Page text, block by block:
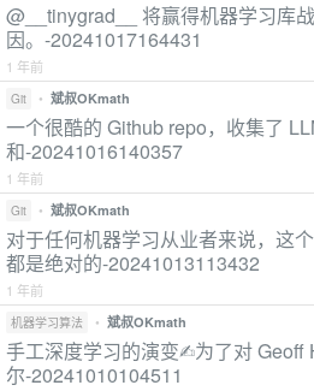
@__tinygrad__ 将赢得机器学习库
因。-20241017164431
1 年前
Git • 斌叔OKmath
一个很酷的 Github repo，收集了
和-20241016140357
1 年前
Git • 斌叔OKmath
对于任何机器学习从业者来说，这
都是绝对的-20241013113432
1 年前
机器学习算法 • 斌叔OKmath
手工深度学习的演变✍️为了对 Geoff
尔-20241010104511